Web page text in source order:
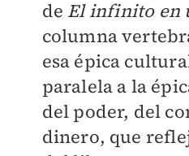
de El infinito en
columna
esa épica
paralela a la
del poder, del
dinero, que